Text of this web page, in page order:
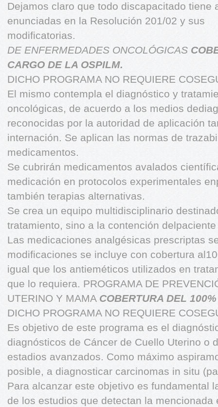
Dejamos claro que todo discapacitado tiene
enunciadas en la Resolución 201/02 y sus
modificatorias.
DE ENFERMEDADES ONCOLÓGICAS
CARGO DE LA OSPILM.
DICHO PROGRAMA NO REQUIERE
El mismo contempla el diagnóstico y
oncológicas, de acuerdo a los medios
reconocidas por la autoridad de aplicación
internación. Se aplican las normas de
medicamentos.
Se cubrirán medicamentos avalados
medicación en protocolos experimentales
también terapias alternativas.
Se crea un equipo multidisciplinario
tratamiento, sino a la contención
Las medicaciones analgésicas prescriptas
modificaciones se incluye con cobertura
igual que los antieméticos utilizados en
que lo requiera. PROGRAMA DE
UTERINO Y MAMA COBERTURA DEL
DICHO PROGRAMA NO REQUIERE
Es objetivo de este programa es el
diagnósticos de Cáncer de Cuello Uterino o
estadios avanzados. Como máximo
posible, a diagnosticar carcinomas in situ
Para alcanzar este objetivo es fundamental
de los estudios que detectan la mencionada